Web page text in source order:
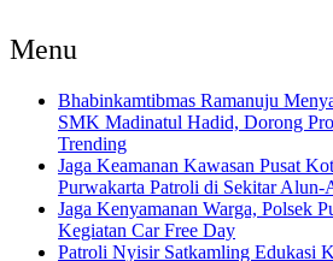
Menu
Bhabinkamtibmas Ramanuju
SMK Madinatul Hadid, Dorong
Trending
Jaga Keamanan Kawasan Pusat
Purwakarta Patroli di Sekitar Alun-
Jaga Kenyamanan Warga, Polsek
Kegiatan Car Free Day
Patroli Nyisir Satkamling Edukasi